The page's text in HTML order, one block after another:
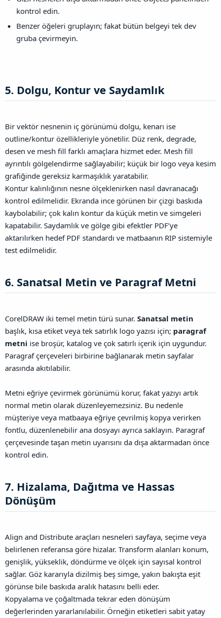
kontrol edin.
Benzer öğeleri gruplayın; fakat bütün belgeyi tek dev
gruba çevirmeyin.
5. Dolgu, Kontur ve Saydamlık​
Bir vektör nesnenin iç görünümü dolgu, kenarı ise
outline/kontur özellikleriyle yönetilir. Düz renk, degrade,
desen ve mesh fill farklı amaçlara hizmet eder. Mesh fill
ayrıntılı gölgelendirme sağlayabilir; küçük bir logo veya kesim
grafiğinde gereksiz karmaşıklık yaratabilir.
Kontur kalınlığının nesne ölçeklenirken nasıl davranacağı
kontrol edilmelidir. Ekranda ince görünen bir çizgi baskıda
kaybolabilir; çok kalın kontur da küçük metin ve simgeleri
kapatabilir. Saydamlık ve gölge gibi efektler PDF’ye
aktarılırken hedef PDF standardı ve matbaanın RIP sistemiyle
test edilmelidir.
6. Sanatsal Metin ve Paragraf Metni​
CorelDRAW iki temel metin türü sunar. Sanatsal metin
başlık, kısa etiket veya tek satırlık logo yazısı için; paragraf
metni ise broşür, katalog ve çok satırlı içerik için uygundur.
Paragraf çerçeveleri birbirine bağlanarak metin sayfalar
arasında akıtılabilir.
Metni eğriye çevirmek görünümü korur, fakat yazıyı artık
normal metin olarak düzenleyemezsiniz. Bu nedenle
müşteriye veya matbaaya eğriye çevrilmiş kopya verirken
fontlu, düzenlenebilir ana dosyayı ayrıca saklayın. Paragraf
çerçevesinde taşan metin uyarısını da dışa aktarmadan önce
kontrol edin.
7. Hizalama, Dağıtma ve Hassas
Dönüşüm​
Align and Distribute araçları nesneleri sayfaya, seçime veya
belirlenen referansa göre hizalar. Transform alanları konum,
genişlik, yükseklik, döndürme ve ölçek için sayısal kontrol
sağlar. Göz kararıyla dizilmiş beş simge, yakın bakışta eşit
görünse bile baskıda aralık hatasını belli eder.
Kopyalama ve çoğaltmada tekrar eden dönüşüm
değerlerinden yararlanılabilir. Örneğin etiketleri sabit yatay